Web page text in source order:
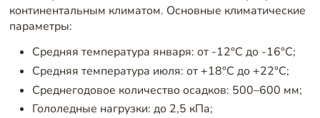
континентальным климатом. Основные климатические
параметры:
Средняя температура января: от -12°C до -16°C;
Средняя температура июля: от +18°C до +22°C;
Среднегодовое количество осадков: 500–600 мм;
Гололедные нагрузки: до 2,5 кПа;